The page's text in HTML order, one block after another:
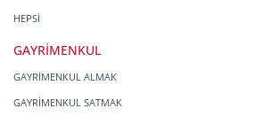
HEPSİ
GAYRİMENKUL
GAYRİMENKUL ALMAK
GAYRİMENKUL SATMAK